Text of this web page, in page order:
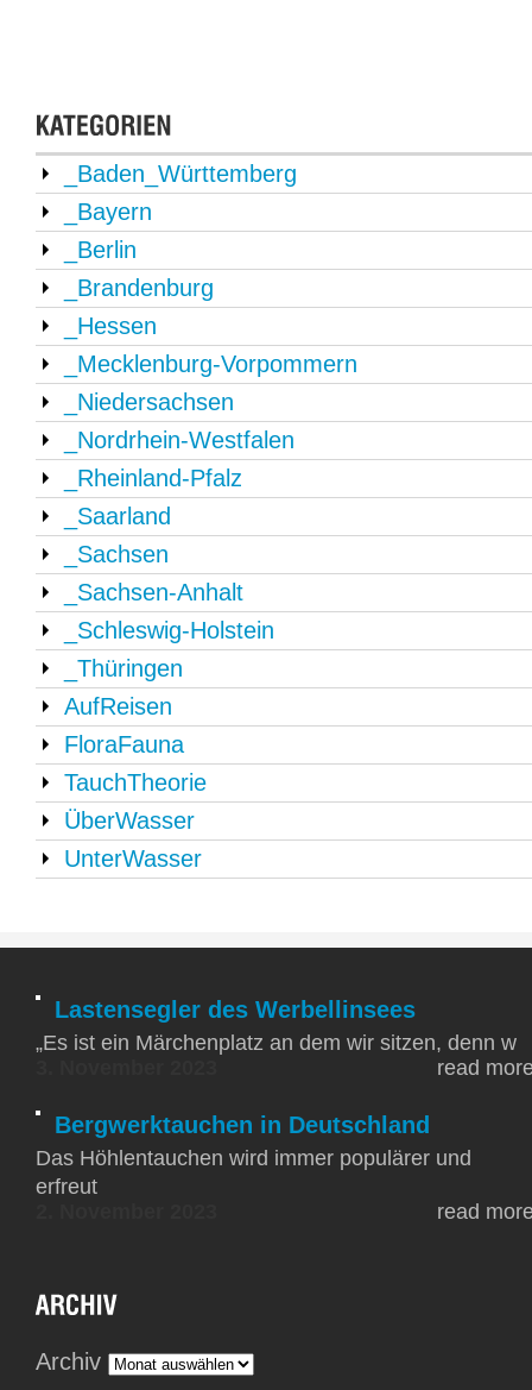
_Baden_Württemberg
_Bayern
_Berlin
_Brandenburg
_Hessen
_Mecklenburg-Vorpommern
_Niedersachsen
_Nordrhein-Westfalen
_Rheinland-Pfalz
_Saarland
_Sachsen
_Sachsen-Anhalt
_Schleswig-Holstein
_Thüringen
AufReisen
FloraFauna
TauchTheorie
ÜberWasser
UnterWasser
Lastensegler des Werbellinsees
„Es ist ein Märchenplatz an dem wir sitzen, denn w
read
Bergwerktauchen in Deutschland
Das Höhlentauchen wird immer populärer und
erfreut
read
Archiv